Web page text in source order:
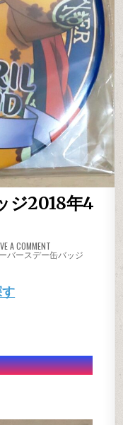
ジ2018年4
A COMMENT
バースデー缶バッジ